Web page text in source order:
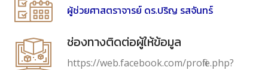
ผู้ช่วยศาสตราจารย์ ดร.ปริญ รสจันทร์
ช่องทางติดต่อผู้ให้ข้อมูล
https://web.facebook.com/profile.php?